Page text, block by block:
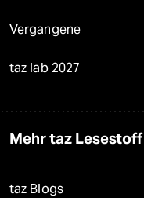
Vergangene
taz lab 2027
Mehr taz Lesestoff
taz Blogs